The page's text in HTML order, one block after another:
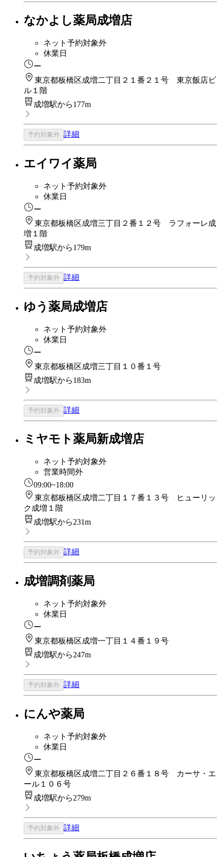
なかよし薬局成増店
ネット予約対象外
休業日
ー
東京都板橋区成増二丁目２１番２１号 東京飯店ビ
ル１階
成増駅から177m
予約対象外 詳細
エイワイ薬局
ネット予約対象外
休業日
ー
東京都板橋区成増三丁目２番１２号 ラフォーレ成
増１階
成増駅から179m
予約対象外 詳細
ゆう薬局成増店
ネット予約対象外
休業日
ー
東京都板橋区成増三丁目１０番１号
成増駅から183m
予約対象外 詳細
ミヤモト薬局新成増店
ネット予約対象外
営業時間外
09:00~18:00
東京都板橋区成増二丁目１７番１３号 ヒューリッ
ク成増１階
成増駅から231m
予約対象外 詳細
成増調剤薬局
ネット予約対象外
休業日
ー
東京都板橋区成増一丁目１４番１９号
成増駅から247m
予約対象外 詳細
にんや薬局
ネット予約対象外
休業日
ー
東京都板橋区成増二丁目２６番１８号 カーサ・エ
ール１０６号
成増駅から279m
予約対象外 詳細